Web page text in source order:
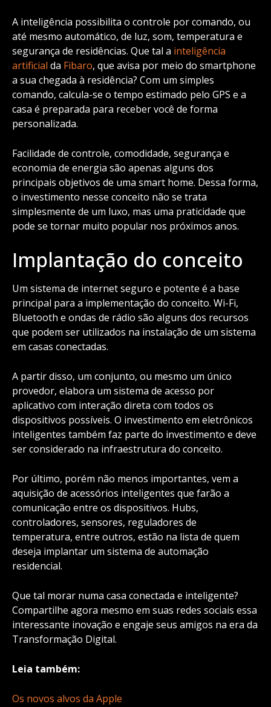
A inteligência possibilita o controle por comando, ou
até mesmo automático, de luz, som, temperatura e
segurança de residências. Que tal a inteligência
artificial da Fibaro, que avisa por meio do smartphone
a sua chegada à residência? Com um simples
comando, calcula-se o tempo estimado pelo GPS e a
casa é preparada para receber você de forma
personalizada.
Facilidade de controle, comodidade, segurança e
economia de energia são apenas alguns dos
principais objetivos de uma smart home. Dessa forma,
o investimento nesse conceito não se trata
simplesmente de um luxo, mas uma praticidade que
pode se tornar muito popular nos próximos anos.
Implantação do conceito
Um sistema de internet seguro e potente é a base
principal para a implementação do conceito. Wi-Fi,
Bluetooth e ondas de rádio são alguns dos recursos
que podem ser utilizados na instalação de um sistema
em casas conectadas.
A partir disso, um conjunto, ou mesmo um único
provedor, elabora um sistema de acesso por
aplicativo com interação direta com todos os
dispositivos possíveis. O investimento em eletrônicos
inteligentes também faz parte do investimento e deve
ser considerado na infraestrutura do conceito.
Por último, porém não menos importantes, vem a
aquisição de acessórios inteligentes que farão a
comunicação entre os dispositivos. Hubs,
controladores, sensores, reguladores de
temperatura, entre outros, estão na lista de quem
deseja implantar um sistema de automação
residencial.
Que tal morar numa casa conectada e inteligente?
Compartilhe agora mesmo em suas redes sociais essa
interessante inovação e engaje seus amigos na era da
Transformação Digital.
Leia também:
Os novos alvos da Apple